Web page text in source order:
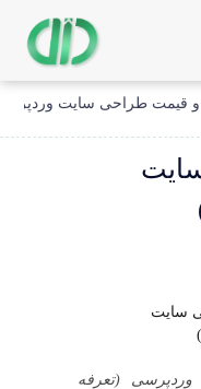
و قیمت طراحی سایت وردپرسی
(تعرفه